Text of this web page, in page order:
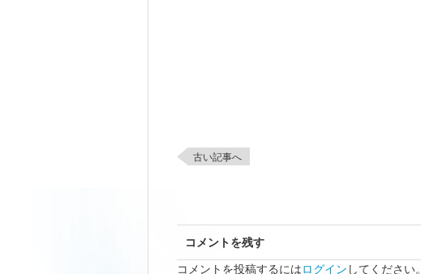
古い記事へ
コメントを残す
コメントを投稿するにはログイン してください。